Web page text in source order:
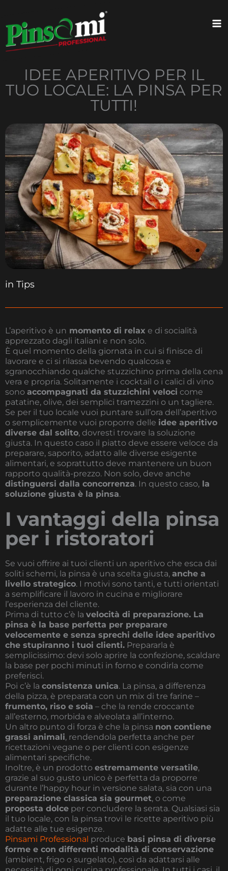
contenuto
IDEE APERITIVO PER IL
TUO LOCALE: LA PINSA PER
TUTTI!
in Tips
L’aperitivo è un momento di relax e di socialità
apprezzato dagli italiani e non solo.
È quel momento della giornata in cui si finisce di
lavorare e ci si rilassa bevendo qualcosa e
sgranocchiando qualche stuzzichino prima della cena
vera e propria. Solitamente i cocktail o i calici di vino
sono accompagnati da stuzzichini veloci come
patatine, olive, dei semplici tramezzini o un tagliere.
Se per il tuo locale vuoi puntare sull’ora dell’aperitivo
o semplicemente vuoi proporre delle idee aperitivo
diverse dal solito, dovresti trovare la soluzione
giusta. In questo caso il piatto deve essere veloce da
preparare, saporito, adatto alle diverse esigente
alimentari, e soprattutto deve mantenere un buon
rapporto qualità-prezzo. Non solo, deve anche
distinguersi dalla concorrenza. In questo caso, la
soluzione giusta è la pinsa.
I vantaggi della pinsa
per i ristoratori
Se vuoi offrire ai tuoi clienti un aperitivo che esca dai
soliti schemi, la pinsa è una scelta giusta, anche a
livello strategico. I motivi sono tanti, e tutti orientati
a semplificare il lavoro in cucina e migliorare
l’esperienza del cliente.
Prima di tutto c’è la velocità di preparazione. La
pinsa è la base perfetta per preparare
velocemente e senza sprechi delle idee aperitivo
che stupiranno i tuoi clienti. Prepararla è
semplicissimo: devi solo aprire la confezione, scaldare
la base per pochi minuti in forno e condirla come
preferisci.
Poi c’è la consistenza unica. La pinsa, a differenza
della pizza, è preparata con un mix di tre farine –
frumento, riso e soia – che la rende croccante
all’esterno, morbida e alveolata all’interno.
Un altro punto di forza è che la pinsa non contiene
grassi animali, rendendola perfetta anche per
ricettazioni vegane o per clienti con esigenze
alimentari specifiche.
Inoltre, è un prodotto estremamente versatile,
grazie al suo gusto unico è perfetta da proporre
durante l’happy hour in versione salata, sia con una
preparazione classica sia gourmet, o come
proposta dolce per concludere la serata. Qualsiasi sia
il tuo locale, con la pinsa trovi le ricette aperitivo più
adatte alle tue esigenze.
Pinsami Professional produce basi pinsa di diverse
forme e con differenti modalità di conservazione
(ambient, frigo o surgelato), così da adattarsi alle